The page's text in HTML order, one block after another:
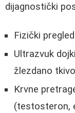
dijagnostički
Fizički
Ultrazvuk
žlezdano tkivo
Krvne
(testosteron,